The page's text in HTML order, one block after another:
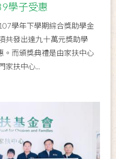
學子受惠
學年下學期綜合獎助學金
共發出達九十萬元獎助學
。而頒獎典禮是由家扶中心
家扶中心...